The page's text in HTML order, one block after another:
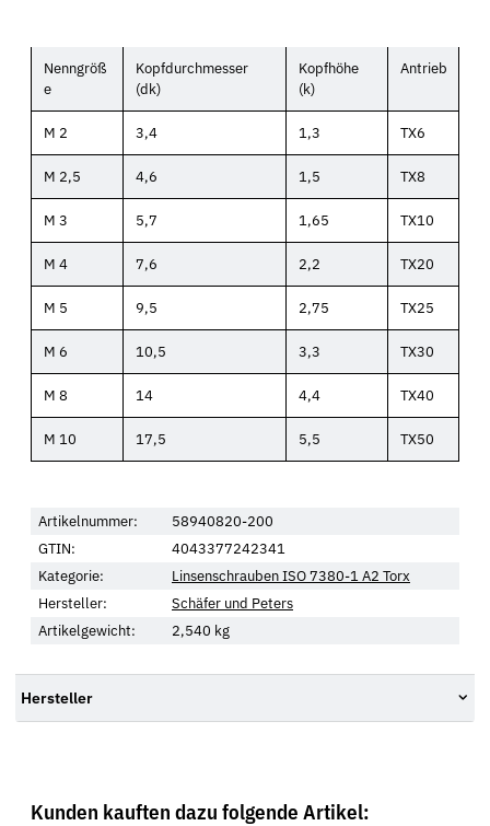
Nenngröß
e
Kopfdurchmesser
(dk)
Kopfhöhe
(k)
Antrieb
M 2 3,4 1,3 TX6
M 2,5 4,6 1,5 TX8
M 3 5,7 1,65 TX10
M 4 7,6 2,2 TX20
M 5 9,5 2,75 TX25
M 6 10,5 3,3 TX30
M 8 14 4,4 TX40
M 10 17,5 5,5 TX50
Artikelnummer:
58940820-200
GTIN:
4043377242341
Kategorie:
Linsenschrauben ISO 7380-1 A2 Torx
Hersteller:
Schäfer und Peters
Artikelgewicht:
2,540 kg
Hersteller
Kunden kauften dazu folgende Artikel: